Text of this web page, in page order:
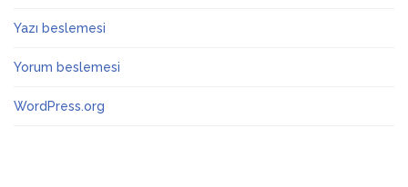
Yazı beslemesi
Yorum beslemesi
WordPress.org